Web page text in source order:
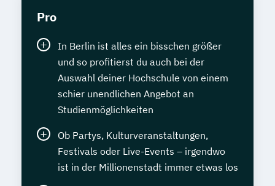
Pro
In Berlin ist alles ein bisschen größer
und so profitierst du auch bei der
Auswahl deiner Hochschule von einem
schier unendlichen Angebot an
Studienmöglichkeiten
Ob Partys, Kulturveranstaltungen,
Festivals oder Live-Events – irgendwo
ist in der Millionenstadt immer etwas los